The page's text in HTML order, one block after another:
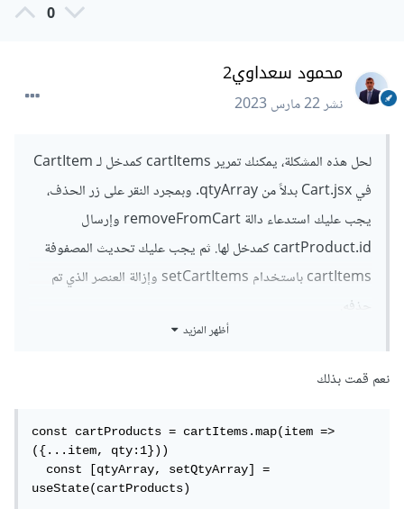
0
محمود سعداوي2
نشر22 مارس 2023
لحل هذه المشكلة، يمكنك تمرير cartItems كمدخل لـ CartItem
في Cart.jsx بدلاً من qtyArray. وبمجرد النقر على زر الحذف،
يجب عليك استدعاء دالة removeFromCart وإرسال
cartProduct.id كمدخل لها. ثم يجب عليك تحديث المصفوفة
cartItems باستخدام setCartItems وإزالة العنصر الذي تم
حذفه.
أظهر المزيد
نعم قمت بذلك
const cartProducts = cartItems.map(item =>
({...item, qty:1}))
  const [qtyArray, setQtyArray] =
useState(cartProducts)